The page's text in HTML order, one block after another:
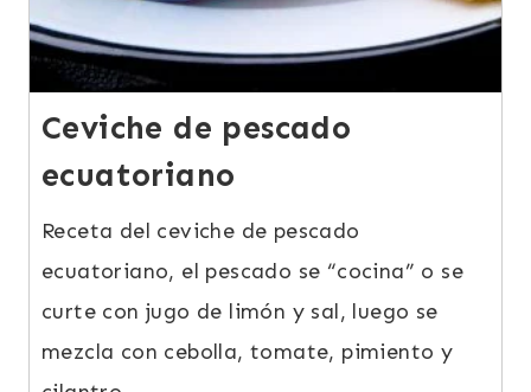
Ceviche de pescado
ecuatoriano
Receta del ceviche de pescado
ecuatoriano, el pescado se “cocina” o se
curte con jugo de limón y sal, luego se
mezcla con cebolla, tomate, pimiento y